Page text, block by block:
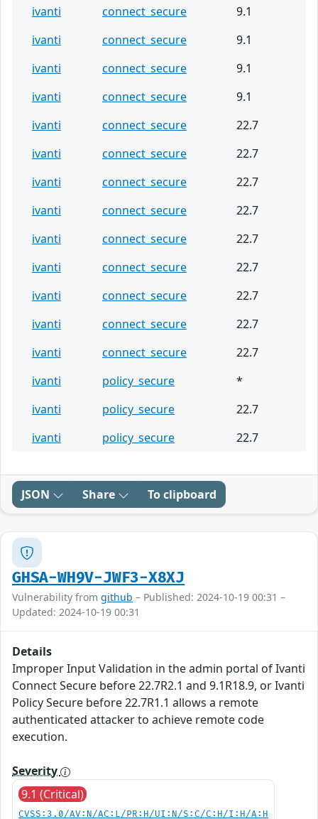
ivanti
connect_secure
9.1
ivanti
connect_secure
9.1
ivanti
connect_secure
9.1
ivanti
connect_secure
9.1
ivanti
connect_secure
22.7
ivanti
connect_secure
22.7
ivanti
connect_secure
22.7
ivanti
connect_secure
22.7
ivanti
connect_secure
22.7
ivanti
connect_secure
22.7
ivanti
connect_secure
22.7
ivanti
connect_secure
22.7
ivanti
connect_secure
22.7
ivanti
policy_secure
*
ivanti
policy_secure
22.7
ivanti
policy_secure 22.7
JSON Share To clipboard
GHSA-WH9V-JWF3-X8XJ
Vulnerability from github – Published: 2024-10-19 00:31 –
Updated: 2024-10-19 00:31
Details
Improper Input Validation in the admin portal of Ivanti
Connect Secure before 22.7R2.1 and 9.1R18.9, or Ivanti
Policy Secure before 22.7R1.1 allows a remote
authenticated attacker to achieve remote code
execution.
Severity
9.1 (Critical)
CVSS:3.0/AV:N/AC:L/PR:H/UI:N/S:C/C:H/I:H/A:H